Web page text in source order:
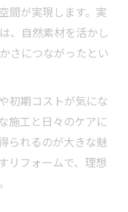
る快適な暮らしの
を実現する方法
宅を手に入れる
住まいの快適性
健康を両立させ
リフォームの断
間が実現します。実
、自然素材を活かし
さにつながったとい
初期コストが気にな
施工と日々のケアに
られるのが大きな魅
リフォームで、理想